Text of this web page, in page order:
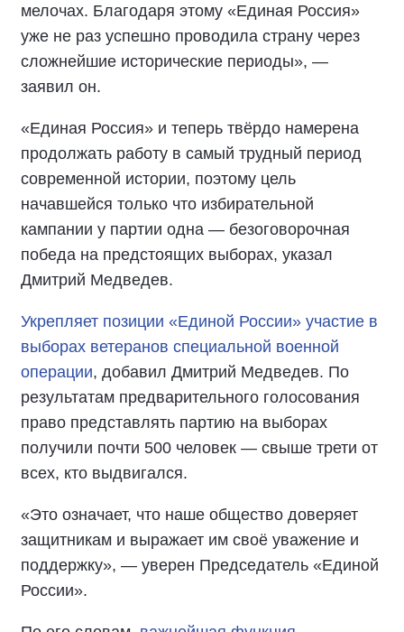
мелочах. Благодаря этому «Единая Россия»
уже не раз успешно проводила страну через
сложнейшие исторические периоды», —
заявил он.
«Единая Россия» и теперь твёрдо намерена
продолжать работу в самый трудный период
современной истории, поэтому цель
начавшейся только что избирательной
кампании у партии одна — безоговорочная
победа на предстоящих выборах, указал
Дмитрий Медведев.
Укрепляет позиции «Единой России» участие в
выборах ветеранов специальной военной
операции, добавил Дмитрий Медведев. По
результатам предварительного голосования
право представлять партию на выборах
получили почти 500 человек — свыше трети от
всех, кто выдвигался.
«Это означает, что наше общество доверяет
защитникам и выражает им своё уважение и
поддержку», — уверен Председатель «Единой
России».